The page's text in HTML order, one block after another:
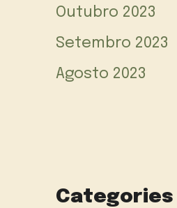
Outubro 2023
Setembro 2023
Agosto 2023
Categories